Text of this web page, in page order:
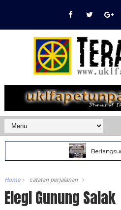
Berlangsung
Home catatan perjalanan
Elegi Gunung Salak